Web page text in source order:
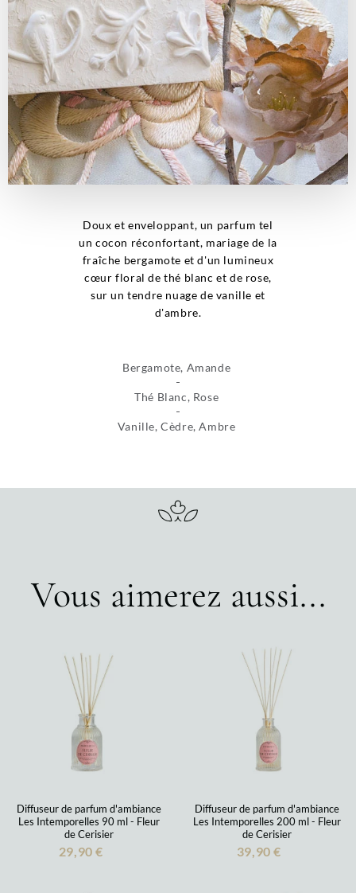
Doux et enveloppant, un parfum tel
un cocon réconfortant, mariage de la
fraîche bergamote et d'un lumineux
cœur floral de thé blanc et de rose,
sur un tendre nuage de vanille et
d'ambre.
Bergamote, Amande
Thé Blanc, Rose
Vanille, Cèdre, Ambre
Vous aimerez aussi...
Diffuseur de parfum d'ambiance
Les Intemporelles 90 ml - Fleur
de Cerisier
29,90 €
Diffuseur de parfum d'ambiance
Les Intemporelles 200 ml - Fleur
de Cerisier
39,90 €